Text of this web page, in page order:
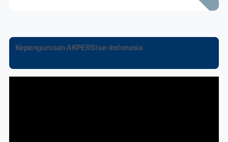
Kepengurusan AKPERSI se-Indonesia